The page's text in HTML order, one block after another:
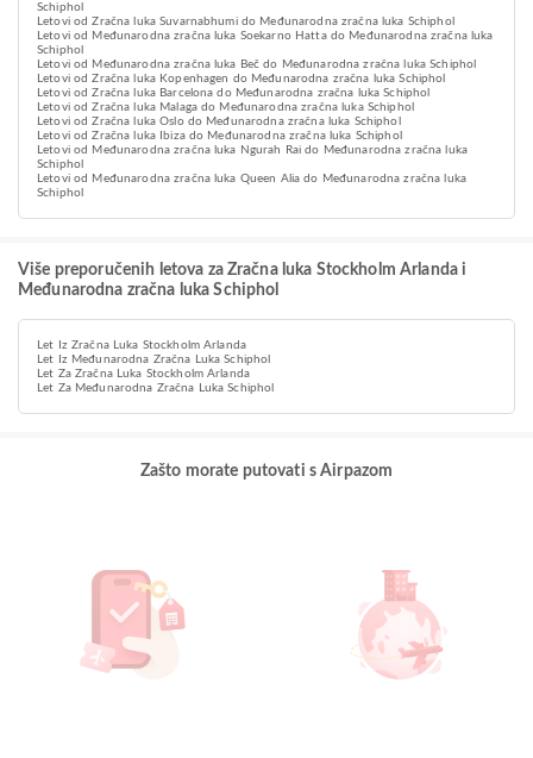
Schiphol
Letovi od Zračna luka Suvarnabhumi do Međunarodna zračna luka Schiphol
Letovi od Međunarodna zračna luka Soekarno Hatta do Međunarodna zračna luka
Schiphol
Letovi od Međunarodna zračna luka Beč do Međunarodna zračna luka Schiphol
Letovi od Zračna luka Kopenhagen do Međunarodna zračna luka Schiphol
Letovi od Zračna luka Barcelona do Međunarodna zračna luka Schiphol
Letovi od Zračna luka Malaga do Međunarodna zračna luka Schiphol
Letovi od Zračna luka Oslo do Međunarodna zračna luka Schiphol
Letovi od Zračna luka Ibiza do Međunarodna zračna luka Schiphol
Letovi od Međunarodna zračna luka Ngurah Rai do Međunarodna zračna luka
Schiphol
Letovi od Međunarodna zračna luka Queen Alia do Međunarodna zračna luka
Schiphol
Više preporučenih letova za Zračna luka Stockholm Arlanda i
Međunarodna zračna luka Schiphol
Let Iz Zračna Luka Stockholm Arlanda
Let Iz Međunarodna Zračna Luka Schiphol
Let Za Zračna Luka Stockholm Arlanda
Let Za Međunarodna Zračna Luka Schiphol
Zašto morate putovati s Airpazom